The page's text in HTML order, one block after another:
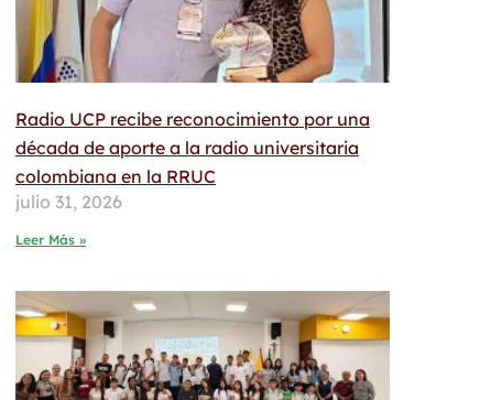
Radio UCP recibe reconocimiento por una
década de aporte a la radio universitaria
colombiana en la RRUC
julio 31, 2026
Leer Más »